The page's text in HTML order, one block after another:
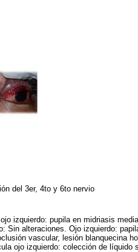
del 3er, 4to y 6to nervio
izquierdo: pupila en midriasis
Sin alteraciones. Ojo izquierdo:
vascular, lesión blanquecina
ojo izquierdo: colección de líquido